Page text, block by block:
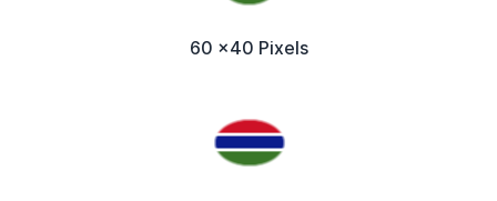
60 x40 Pixels